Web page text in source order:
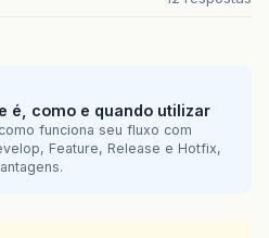
é, como e quando utilizar
funciona seu fluxo com
Feature, Release e Hotfix,